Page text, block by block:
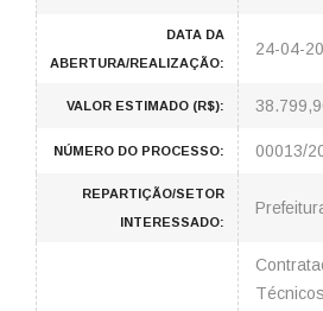
DATA DA
ABERTURA/REALIZAÇÃO:
24-04-
VALOR ESTIMADO (R$):
NÚMERO DO PROCESSO: 00013/
REPARTIÇÃO/SETOR
INTERESSADO: